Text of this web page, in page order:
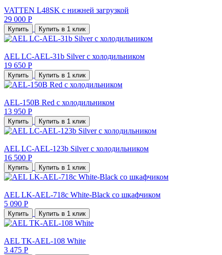
VATTEN L48SK с нижней загрузкой
29 000 Р
Купить Купить в 1 клик
AEL LC-AEL-31b Silver с холодильником
19 650 Р
Купить Купить в 1 клик
AEL-150B Red с холодильником
13 950 Р
Купить Купить в 1 клик
AEL LC-AEL-123b Silver с холодильником
16 500 Р
Купить Купить в 1 клик
AEL LK-AEL-718c White-Black со шкафчиком
5 090 Р
Купить Купить в 1 клик
AEL TK-AEL-108 White
3 475 Р